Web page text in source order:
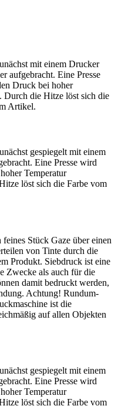
mit einem Drucker
aufgebracht. Eine Presse
Druck bei hoher
Durch die Hitze löst sich die
Artikel.
gespiegelt mit einem
Eine Presse wird
Temperatur
löst sich die Farbe vom
Stück Gaze über einen
von Tinte durch die
Produkt. Siebdruck ist eine
Zwecke als auch für die
damit bedruckt werden,
Achtung! Rundum-
ist die
auf allen Objekten
gespiegelt mit einem
Eine Presse wird
Temperatur
löst sich die Farbe vom